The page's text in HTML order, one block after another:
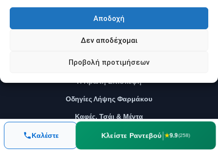
Αποδοχή
Δεν αποδέχομαι
Προβολή προτιμήσεων
Καλέστε Κλείστε Ραντεβού ★9.9(258)
Τι είναι η Ομοιοπαθητική
Ο Ιατρός
Materia Medica: Οδηγός Φαρμάκων
Η Πρώτη Επίσκεψη
Οδηγίες Λήψης Φαρμάκου
Καφές, Τσάι & Μέντα